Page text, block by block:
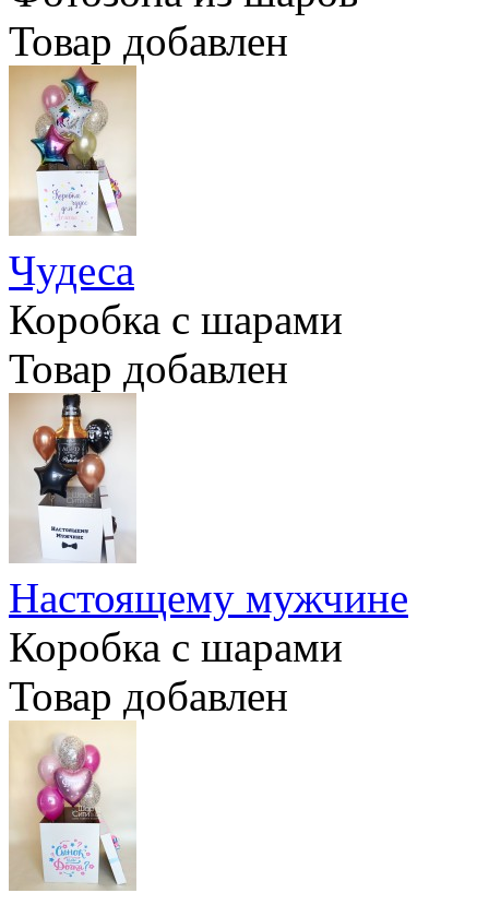
Товар добавлен
Чудеса
Коробка с шарами
Товар добавлен
Настоящему мужчине
Коробка с шарами
Товар добавлен